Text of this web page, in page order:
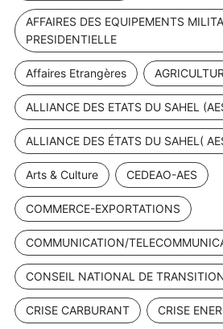
AFFAIRES DES EQUIPEMENTS
PRESIDENTIELLE
Affaires Etrangères
ALLIANCE DES ETATS DU SAHEL
ALLIANCE DES ÉTATS DU SAHEL(
Arts & Culture CEDEAO-AES
COMMERCE-EXPORTATIONS
COMMUNICATION/
CONSEIL NATIONAL DE
CRISE CARBURANT CRISE